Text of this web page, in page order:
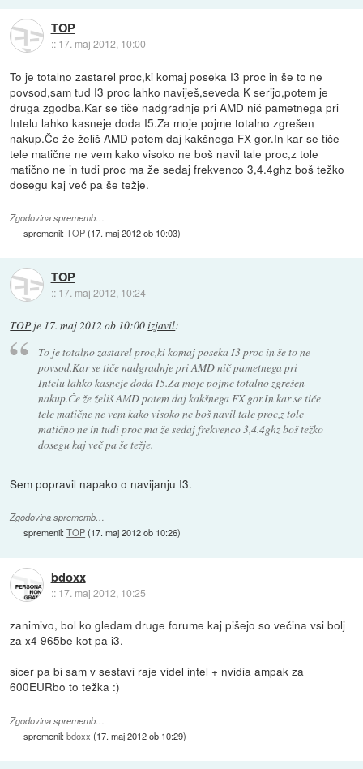
TOP
:: 17. maj 2012, 10:00
To je totalno zastarel proc,ki komaj poseka I3 proc in še to ne
povsod,sam tud I3 proc lahko naviješ,seveda K serijo,potem je
druga zgodba.Kar se tiče nadgradnje pri AMD nič pametnega pri
Intelu lahko kasneje doda I5.Za moje pojme totalno zgrešen
nakup.Če že želiš AMD potem daj kakšnega FX gor.In kar se tiče
tele matične ne vem kako visoko ne boš navil tale proc,z tole
matično ne in tudi proc ma že sedaj frekvenco 3,4.4ghz boš težko
dosegu kaj več pa še težje.
Zgodovina sprememb…
spremenil:TOP(17. maj 2012 ob 10:03)
TOP
:: 17. maj 2012, 10:24
TOP je 17. maj 2012 ob 10:00izjavil:
To je totalno zastarel proc,ki komaj poseka I3 proc in še to ne
povsod.Kar se tiče nadgradnje pri AMD nič pametnega pri
Intelu lahko kasneje doda I5.Za moje pojme totalno zgrešen
nakup.Če že želiš AMD potem daj kakšnega FX gor.In kar se tiče
tele matične ne vem kako visoko ne boš navil tale proc,z tole
matično ne in tudi proc ma že sedaj frekvenco 3,4.4ghz boš težko
dosegu kaj več pa še težje.
Sem popravil napako o navijanju I3.
Zgodovina sprememb…
spremenil:TOP(17. maj 2012 ob 10:26)
bdoxx
:: 17. maj 2012, 10:25
zanimivo, bol ko gledam druge forume kaj pišejo so večina vsi bolj
za x4 965be kot pa i3.
sicer pa bi sam v sestavi raje videl intel + nvidia ampak za
600EURbo to težka :)
Zgodovina sprememb…
spremenil:bdoxx (17. maj 2012 ob 10:29)